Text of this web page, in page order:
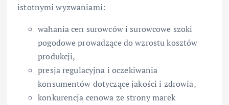
istotnymi wyzwaniami:
wahania cen surowców i surowcowe szoki
pogodowe prowadzące do wzrostu kosztów
produkcji,
presja regulacyjna i oczekiwania
konsumentów dotyczące jakości i zdrowia,
konkurencja cenowa ze strony marek